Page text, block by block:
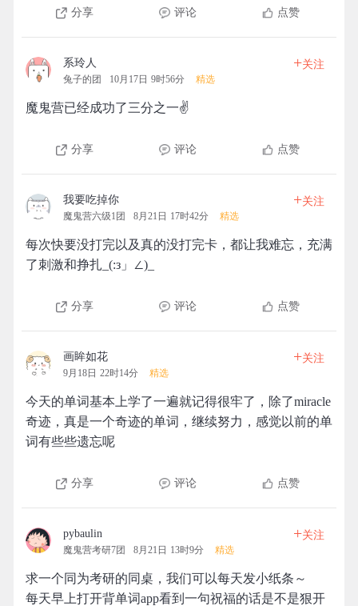
分享 评论 点赞
系玲人
兔子的团 10月17日 9时56分 精选
+关注
魔鬼营已经成功了三分之一✌️
分享 评论 点赞
我要吃掉你
魔鬼营六级1团 8月21日 17时42分 精选
+关注
每次快要没打完以及真的没打完卡，都让我难忘，充满
了刺激和挣扎_(:з」∠)_
分享 评论 点赞
画眸如花
9月18日 22时14分 精选
+关注
今天的单词基本上学了一遍就记得很牢了，除了miracle
奇迹，真是一个奇迹的单词，继续努力，感觉以前的单
词有些些遗忘呢
分享 评论 点赞
pybaulin
魔鬼营考研7团 8月21日 13时9分 精选
+关注
求一个同为考研的同桌，我们可以每天发小纸条～
每天早上打开背单词app看到一句祝福的话是不是狠开